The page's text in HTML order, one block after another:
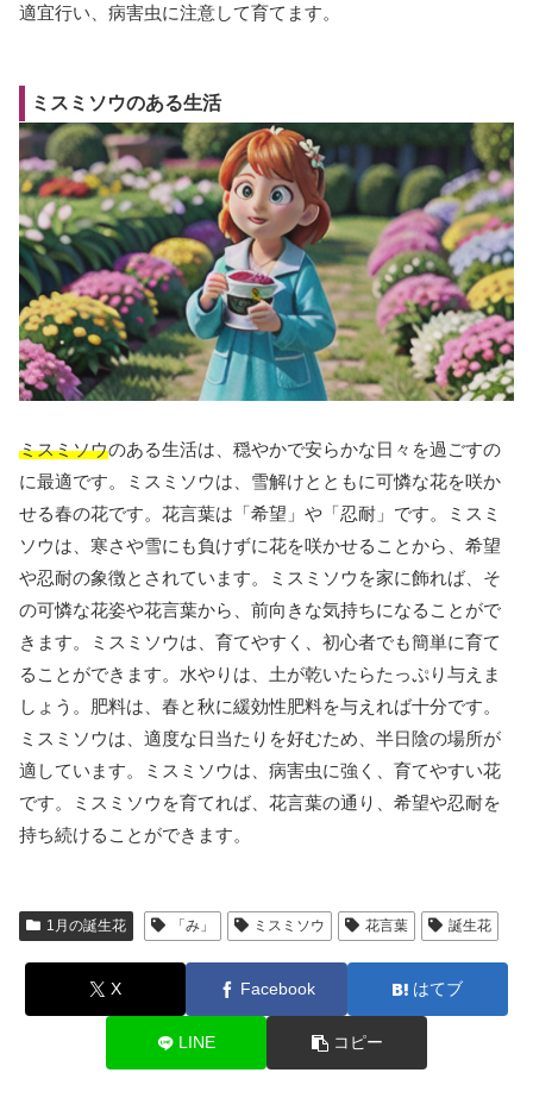
適宜行い、病害虫に注意して育てます。
ミスミソウのある生活
ミスミソウのある生活は、穏やかで安らかな日々を過ごすの
に最適です。ミスミソウは、雪解けとともに可憐な花を咲か
せる春の花です。花言葉は「希望」や「忍耐」です。ミスミ
ソウは、寒さや雪にも負けずに花を咲かせることから、希望
や忍耐の象徴とされています。ミスミソウを家に飾れば、そ
の可憐な花姿や花言葉から、前向きな気持ちになることがで
きます。ミスミソウは、育てやすく、初心者でも簡単に育て
ることができます。水やりは、土が乾いたらたっぷり与えま
しょう。肥料は、春と秋に緩効性肥料を与えれば十分です。
ミスミソウは、適度な日当たりを好むため、半日陰の場所が
適しています。ミスミソウは、病害虫に強く、育てやすい花
です。ミスミソウを育てれば、花言葉の通り、希望や忍耐を
持ち続けることができます。
1月の誕生花 「み」 ミスミソウ 花言葉 誕生花
X Facebook はてブ
LINE コピー